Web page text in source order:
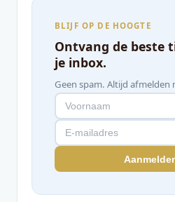
BLIJF OP DE HOOGTE
Ontvang de beste
je inbox.
Geen spam. Altijd afmelden